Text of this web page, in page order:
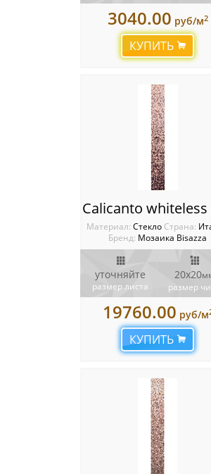
3040.00 руб/м2
КУПИТЬ
Материал: Стекло Cтрана:
Бренд: Мозаика Bisazza
уточняйте
размер листа
20x20
размер
19760.00 руб/м
КУПИТЬ